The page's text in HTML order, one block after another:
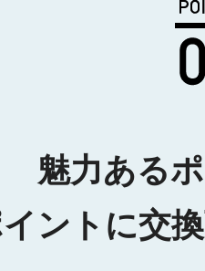
魅力ある
ントに交